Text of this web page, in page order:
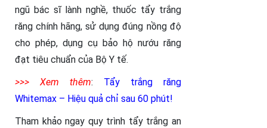
ngũ bác sĩ lành nghề, thuốc tẩy trắng
răng chính hãng, sử dụng đúng nồng độ
cho phép, dụng cụ bảo hộ nướu răng
đạt tiêu chuẩn của Bộ Y tế.
>>> Xem thêm: Tẩy trắng răng
Whitemax – Hiệu quả chỉ sau 60 phút!
Tham khảo ngay quy trình tẩy trắng an